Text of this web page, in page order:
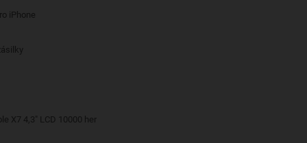
iPhone
X7 4,3" LCD 10000 her